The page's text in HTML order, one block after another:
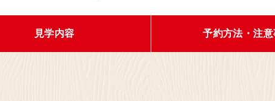
見学予約・お問い合わせ
見学内容 予約方法・注意